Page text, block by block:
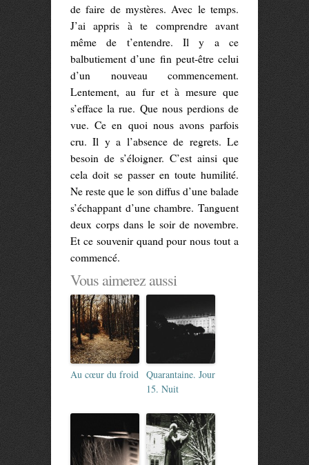
de faire de mystères. Avec le temps.
J’ai appris à te comprendre avant
même de t’entendre. Il y a ce
balbutiement d’une fin peut-être celui
d’un nouveau commencement.
Lentement, au fur et à mesure que
s’efface la rue. Que nous perdions de
vue. Ce en quoi nous avons parfois
cru. Il y a l’absence de regrets. Le
besoin de s’éloigner. C’est ainsi que
cela doit se passer en toute humilité.
Ne reste que le son diffus d’une balade
s’échappant d’une chambre. Tanguent
deux corps dans le soir de novembre.
Et ce souvenir quand pour nous tout a
commencé.
Vous aimerez aussi
Au cœur du froid
Quarantaine. Jour
15. Nuit